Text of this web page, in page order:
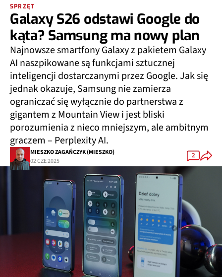
SPRZĘT
Galaxy S26 odstawi Google do
kąta? Samsung ma nowy plan
Najnowsze smartfony Galaxy z pakietem Galaxy
AI naszpikowane są funkcjami sztucznej
inteligencji dostarczanymi przez Google. Jak się
jednak okazuje, Samsung nie zamierza
ograniczać się wyłącznie do partnerstwa z
gigantem z Mountain View i jest bliski
porozumienia z nieco mniejszym, ale ambitnym
graczem – Perplexity AI.
MIESZKO ZAGAŃCZYK (MIESZKO)
02 CZE 2025
2